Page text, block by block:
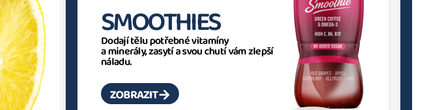
SMOOTHIES
Dodají tělu potřebné vitamíny
a minerály, zasytí a svou chutí vám zlepší
náladu.
ZOBRAZIT